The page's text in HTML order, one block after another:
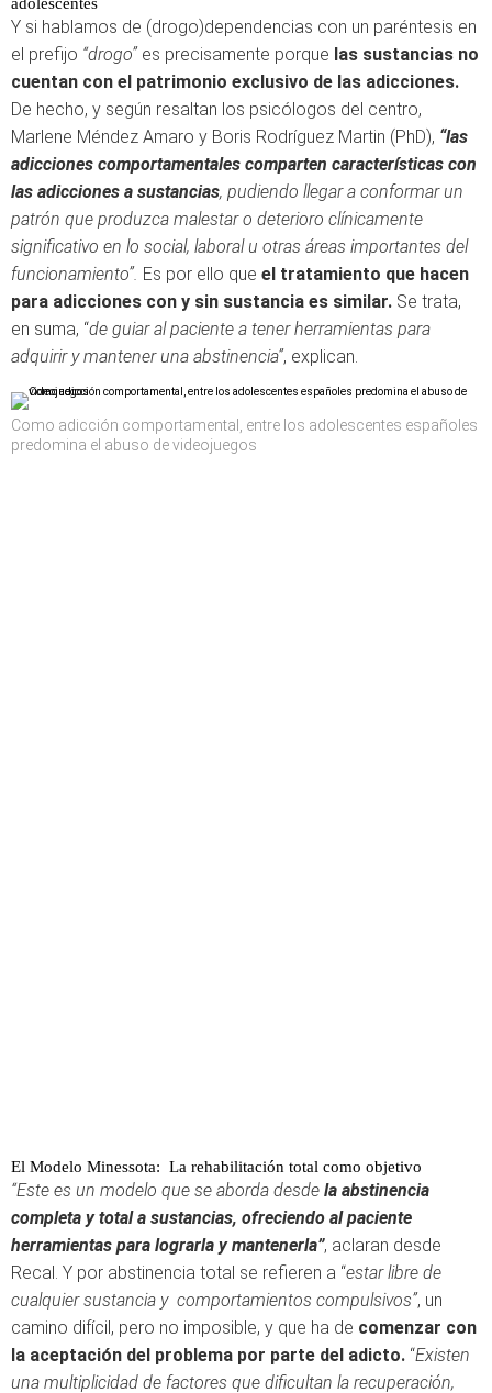
Y si hablamos de (drogo)dependencias con un paréntesis en
el prefijo “drogo”es precisamente porque las sustancias no
cuentan con el patrimonio exclusivo de las adicciones.
De hecho, y según resaltan los psicólogos del centro,
Marlene Méndez Amaro y Boris Rodríguez Martin (PhD), “las
adicciones comportamentales comparten características con
las adicciones a sustancias, pudiendo llegar a conformar un
patrón que produzca malestar o deterioro clínicamente
significativo en lo social, laboral u otras áreas importantes del
funcionamiento”. Es por ello que el tratamiento que hacen
para adicciones con y sin sustancia es similar. Se trata,
en suma, “de guiar al paciente a tener herramientas para
adquirir y mantener una abstinencia”, explican.
Como adicción comportamental, entre los adolescentes españoles
predomina el abuso de videojuegos
El Modelo Minessota: La rehabilitación total como objetivo
“Este es un modelo que se aborda desde la abstinencia
completa y total a sustancias, ofreciendo al paciente
herramientas para lograrla y mantenerla”, aclaran desde
Recal. Y por abstinencia total se refieren a “estar libre de
cualquier sustancia y comportamientos compulsivos”, un
camino difícil, pero no imposible, y que ha de comenzar con
la aceptación del problema por parte del adicto. “Existen
una multiplicidad de factores que dificultan la recuperación,